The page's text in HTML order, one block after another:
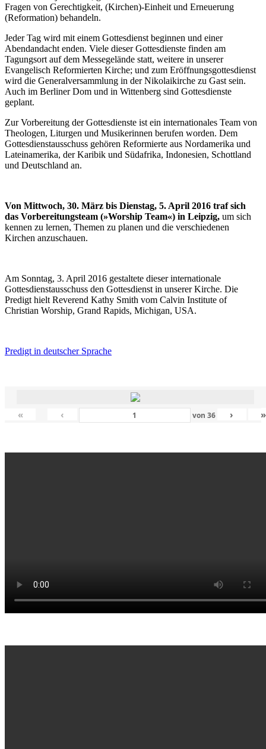
Fragen von Gerechtigkeit, (Kirchen)-Einheit und Erneuerung
(Reformation) behandeln.
Jeder Tag wird mit einem Gottesdienst beginnen und einer
Abendandacht enden. Viele dieser Gottesdienste finden am
Tagungsort auf dem Messegelände statt, weitere in unserer
Evangelisch Reformierten Kirche; und zum Eröffnungsgottesdienst
wird die Generalversammlung in der Nikolaikirche zu Gast sein.
Auch im Berliner Dom und in Wittenberg sind Gottesdienste
geplant.
Zur Vorbereitung der Gottesdienste ist ein internationales Team von
Theologen, Liturgen und Musikerinnen berufen worden. Dem
Gottesdienstausschuss gehören Reformierte aus Nordamerika und
Lateinamerika, der Karibik und Südafrika, Indonesien, Schottland
und Deutschland an.
Von Mittwoch, 30. März bis Dienstag, 5. April 2016 traf sich
das Vorbereitungsteam (»Worship Team«) in Leipzig, um sich
kennen zu lernen, Themen zu planen und die verschiedenen
Kirchen anzuschauen.
Am Sonntag, 3. April 2016 gestaltete dieser internationale
Gottesdienstausschuss den Gottesdienst in unserer Kirche. Die
Predigt hielt Reverend Kathy Smith vom Calvin Institute of
Christian Worship, Grand Rapids, Michigan, USA.
Predigt in deutscher Sprache
« ‹ von 36 › »